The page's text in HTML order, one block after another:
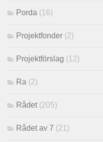
Porda (16)
Projektfonder (2)
Projektförslag (12)
Ra (2)
Rådet (205)
Rådet av 7 (21)